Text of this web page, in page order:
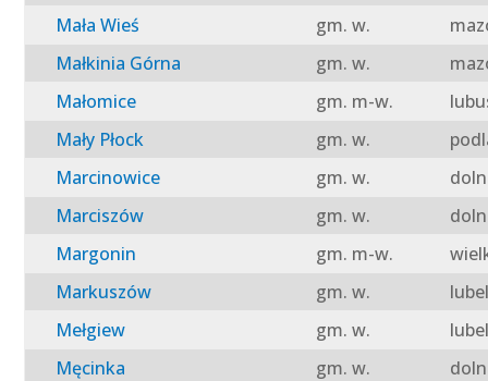
Mała Wieś
gm. w.
Małkinia Górna
gm. w.
Małomice
gm. m-w.
Mały Płock
gm. w.
Marcinowice
gm. w.
Marciszów
gm. w.
Margonin
gm. m-w.
Markuszów
gm. w.
Mełgiew
gm. w.
Męcinka
gm. w.